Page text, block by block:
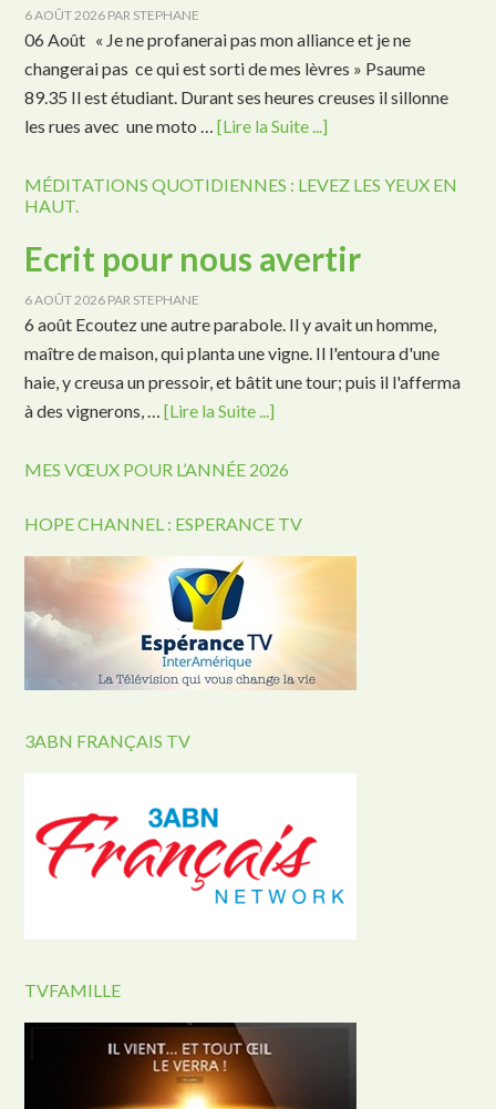
6 AOÛT 2026 PAR STEPHANE
06 Août « Je ne profanerai pas mon alliance et je ne
changerai pas ce qui est sorti de mes lèvres » Psaume
89.35 Il est étudiant. Durant ses heures creuses il sillonne
les rues avec une moto …[Lire la Suite ...]
MÉDITATIONS QUOTIDIENNES : LEVEZ LES YEUX EN
HAUT.
Ecrit pour nous avertir
6 AOÛT 2026 PAR STEPHANE
6 août Ecoutez une autre parabole. Il y avait un homme,
maître de maison, qui planta une vigne. Il l'entoura d'une
haie, y creusa un pressoir, et bâtit une tour; puis il l'afferma
à des vignerons, …[Lire la Suite ...]
MES VŒUX POUR L’ANNÉE 2026
HOPE CHANNEL : ESPERANCE TV
3ABN FRANÇAIS TV
TVFAMILLE